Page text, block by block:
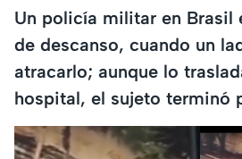
Un policía militar en Brasil
de descanso, cuando un
atracarlo; aunque lo
hospital, el sujeto terminó